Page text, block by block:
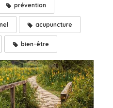
prévention
acupuncture
bien-être